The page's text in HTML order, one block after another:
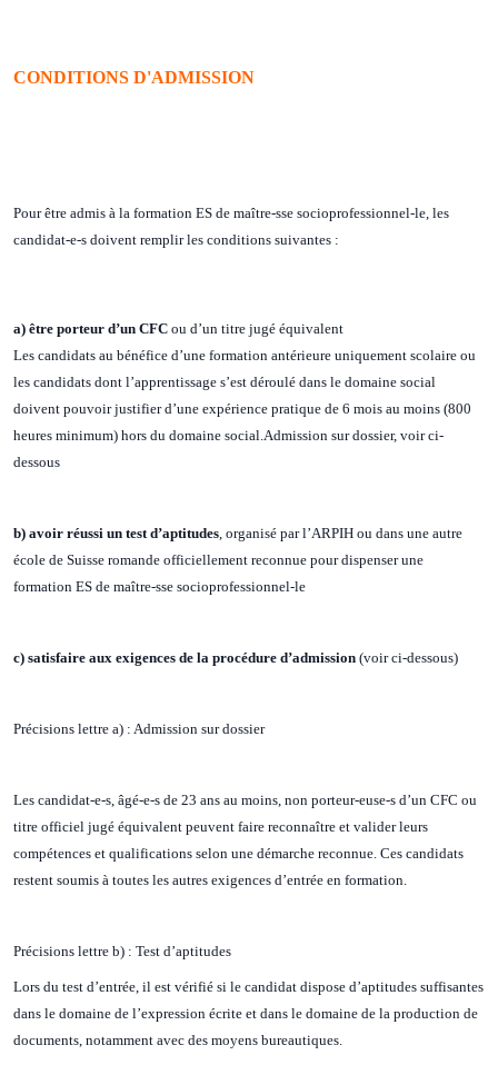
CONDITIONS D'ADMISSION
Pour être admis à la formation ES de maître-sse socioprofessionnel-le, les
candidat-e-s doivent remplir les conditions suivantes :
a) être porteur d’un CFC ou d’un titre jugé équivalent
Les candidats au bénéfice d’une formation antérieure uniquement scolaire ou
les candidats dont l’apprentissage s’est déroulé dans le domaine social
doivent pouvoir justifier d’une expérience pratique de 6 mois au moins (800
heures minimum) hors du domaine social.Admission sur dossier, voir ci-
dessous
b) avoir réussi un test d’aptitudes , organisé par l’ARPIH ou dans une autre
école de Suisse romande officiellement reconnue pour dispenser une
formation ES de maître-sse socioprofessionnel-le
c) satisfaire aux exigences de la procédure d’admission (voir ci-dessous)
Précisions lettre a) : Admission sur dossier
Les candidat-e-s, âgé-e-s de 23 ans au moins, non porteur-euse-s d’un CFC ou
titre officiel jugé équivalent peuvent faire reconnaître et valider leurs
compétences et qualifications selon une démarche reconnue. Ces candidats
restent soumis à toutes les autres exigences d’entrée en formation.
Précisions lettre b) : Test d’aptitudes
Lors du test d’entrée, il est vérifié si le candidat dispose d’aptitudes suffisantes
dans le domaine de l’expression écrite et dans le domaine de la production de
documents, notamment avec des moyens bureautiques.